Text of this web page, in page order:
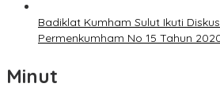
Badiklat Kumham Sulut Ikuti
Permenkumham No 15 Tahun
Minut